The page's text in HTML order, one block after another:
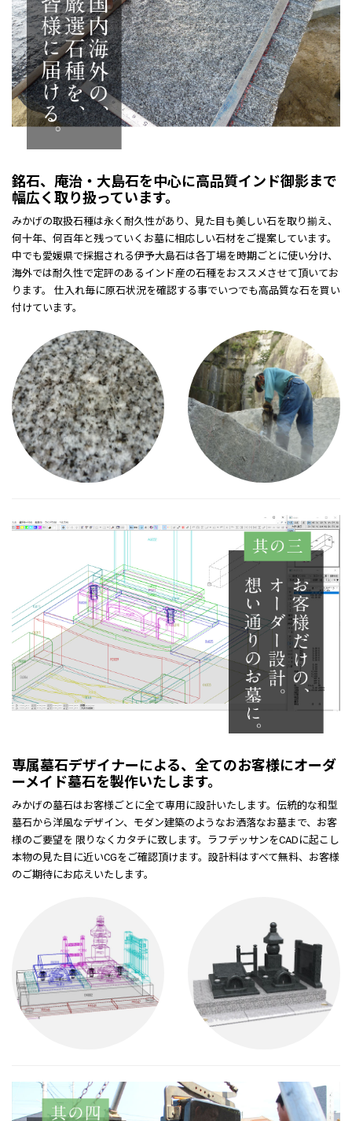
銘石、庵治・大島石を中心に高品質インド御影まで
幅広く取り扱っています。
みかげの取扱石種は永く耐久性があり、見た目も美しい石を取り揃え、
何十年、何百年と残っていくお墓に相応しい石材をご提案しています。
中でも愛媛県で採掘される伊予大島石は各丁場を時期ごとに使い分け、
海外では耐久性で定評のあるインド産の石種をおススメさせて頂いてお
ります。 仕入れ毎に原石状況を確認する事でいつでも高品質な石を買い
付けています。
専属墓石デザイナーによる、全てのお客様にオーダ
ーメイド墓石を製作いたします。
みかげの墓石はお客様ごとに全て専用に設計いたします。伝統的な和型
墓石から洋風なデザイン、モダン建築のようなお洒落なお墓まで、お客
様のご要望を 限りなくカタチに致します。ラフデッサンをCADに起こし
本物の見た目に近いCGをご確認頂けます。設計料はすべて無料、お客様
のご期待にお応えいたします。